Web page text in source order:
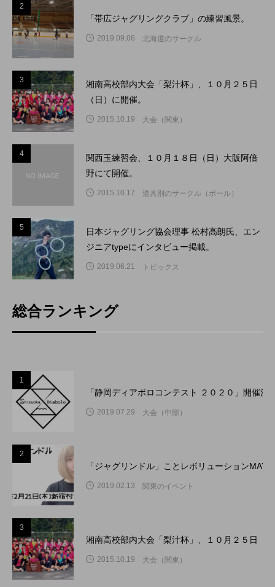
2
「帯広ジャグリングクラブ」の練習風景。
2019.09.06 北海道のサークル
3
湘南高校部内大会「梨汁杯」、１０月２５日
（日）に開催。
2015.10.19 大会（関東）
4
関西玉練習会、１０月１８日（日）大阪阿倍
野にて開催。
2015.10.17 道具別のサークル（ボール）
5
日本ジャグリング協会理事 松村高朗氏、エン
ジニアtypeにインタビュー掲載。
2019.06.21 トピックス
総合ランキング
1
「静岡ディアボロコンテスト ２０２０」開催
2019.07.29 大会（中部）
2
「ジャグリンドル」ことレボリューション
2019.02.13 関東のイベント
3
湘南高校部内大会「梨汁杯」、１０月２５日（
2015.10.19 大会（関東）